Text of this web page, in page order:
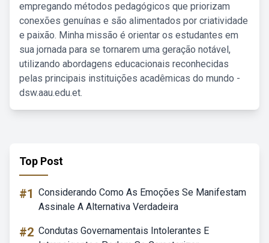
empregando métodos pedagógicos que priorizam
conexões genuínas e são alimentados por criatividade
e paixão. Minha missão é orientar os estudantes em
sua jornada para se tornarem uma geração notável,
utilizando abordagens educacionais reconhecidas
pelas principais instituições acadêmicas do mundo -
dsw.aau.edu.et.
Top Post
#1 Considerando Como As Emoções Se Manifestam
Assinale A Alternativa Verdadeira
#2 Condutas Governamentais Intolerantes E